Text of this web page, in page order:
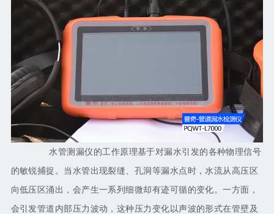
水管测漏仪的工作原理基于对漏水引发的各种物理信号
的敏锐捕捉。当水管出现裂缝、孔洞等漏水点时，水流从高压区
向低压区涌出，会产生一系列细微却有迹可循的变化。一方面，
会引发管道内部压力波动，这种压力变化以声波的形式在管壁及